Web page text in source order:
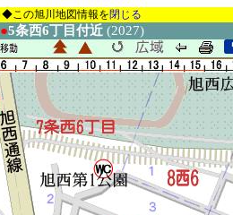
◆この旭川地図情報を閉じる
●5条西6丁目付近(2027)